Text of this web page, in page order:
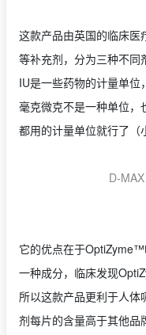
这款产品由英国的临床医
等补充剂，分为三种不同
IU是一些药物的计量单
毫克微克不是一种单位，
都用的计量单位就行了（
D-
它的优点在于
一种成分，临床发现
所以这款产品更利于人
剂每片的含量高于其他